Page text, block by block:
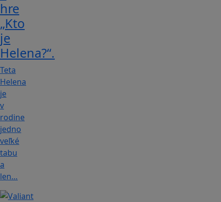
hre
„Kto
je
Helena?“.
Teta
Helena
je
v
rodine
jedno
veľké
tabu
a
len…